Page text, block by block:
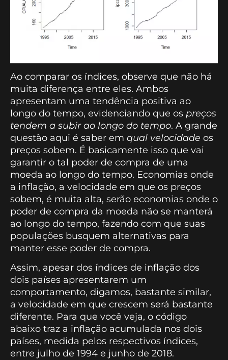
Ao comparar os índices, observe que não há
muita diferença entre eles. Ambos
apresentam uma tendência positiva ao
longo do tempo, evidenciando que os preços
tendem a subir ao longo do tempo. A grande
questão aqui é saber em qual velocidade os
preços sobem. É basicamente isso que vai
garantir o tal poder de compra de uma
moeda ao longo do tempo. Economias onde
a inflação, a velocidade em que os preços
sobem, é muita alta, serão economias onde o
poder de compra da moeda não se manterá
ao longo do tempo, fazendo com que suas
populações busquem alternativas para
manter esse poder de compra.
Assim, apesar dos índices de inflação dos
dois países apresentarem um
comportamento, digamos, bastante similar,
a velocidade em que crescem será bastante
diferente. Para que você veja, o código
abaixo traz a inflação acumulada nos dois
países, medida pelos respectivos índices,
entre julho de 1994 e junho de 2018.